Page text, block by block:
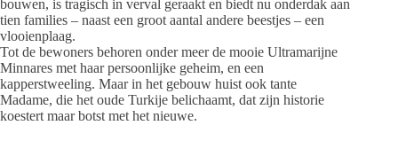
bouwen, is tragisch in verval geraakt en biedt nu onderdak aan
tien families – naast een groot aantal andere beestjes – een
vlooienplaag.
Tot de bewoners behoren onder meer de mooie Ultramarijne
Minnares met haar persoonlijke geheim, en een
kapperstweeling. Maar in het gebouw huist ook tante
Madame, die het oude Turkije belichaamt, dat zijn historie
koestert maar botst met het nieuwe.